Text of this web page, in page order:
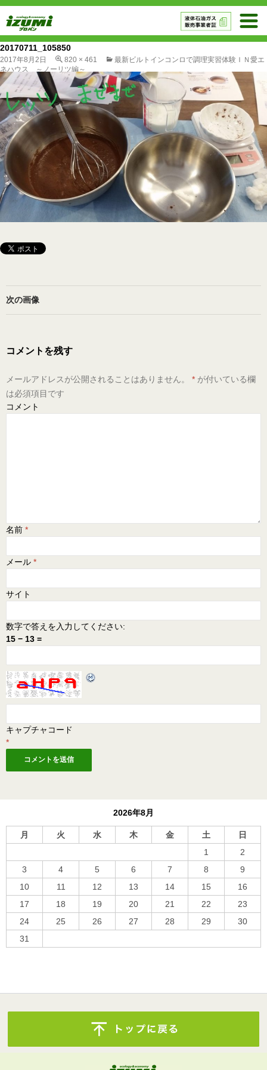
20170711_105850
2017年8月2日 820 × 461
最新ビルトインコンロで調理実習体験ＩＮ愛エ
ネハウス ～ノーリツ編～
次の画像
コメントを残す
メールアドレスが公開されることはありません。 * が付いている欄
は必須項目です
コメント
名前 *
メール *
サイト
数字で答えを入力してください:
15 − 13 =
キャプチャコード
*
2026年8月
月 火 水 木 金 土
日
1
2
3
4 5 6 7 8
9
10
11 12 13 14 15
16
17
18 19 20 21 22
23
24
25 26 27 28 29
30
31